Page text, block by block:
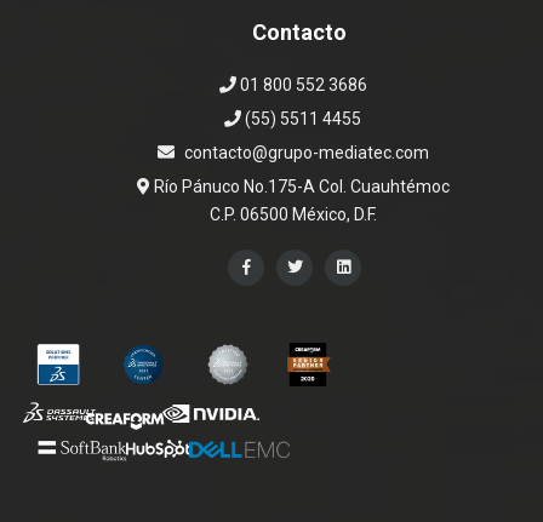
Contacto
01 800 552 3686
(55) 5511 4455
contacto@grupo-mediatec.com
Río Pánuco No.175-A Col. Cuauhtémoc
C.P. 06500 México, D.F.